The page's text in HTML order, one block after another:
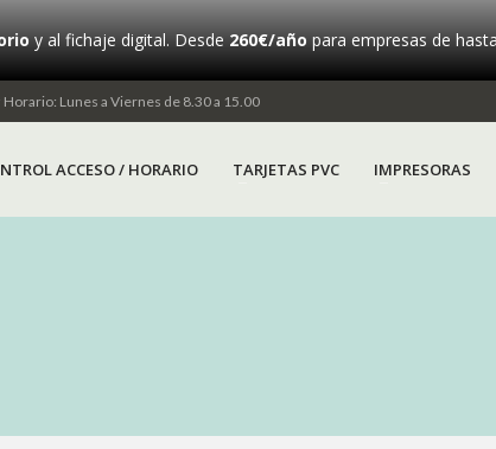
y al fichaje digital. Desde260€/añopara empresas de
Lunes a Viernes de 8.30 a 15.00
ACCESO / HORARIO TARJETAS PVC IMPRESORAS